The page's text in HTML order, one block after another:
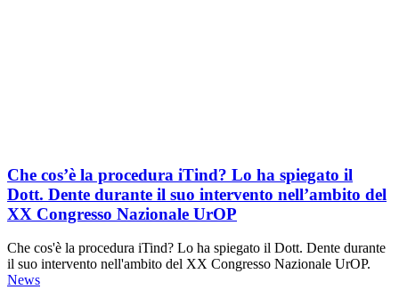
Che cos’è la procedura iTind? Lo ha spiegato il
Dott. Dente durante il suo intervento nell’ambito del
XX Congresso Nazionale UrOP
Che cos'è la procedura iTind? Lo ha spiegato il Dott. Dente durante
il suo intervento nell'ambito del XX Congresso Nazionale UrOP.
News